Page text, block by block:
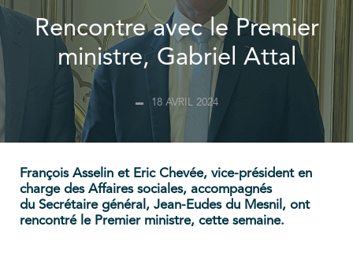
Rencontre avec le Premier
ministre, Gabriel Attal
18 AVRIL 2024
François Asselin et Eric Chevée, vice-président en
charge des Affaires sociales, accompagnés
du Secrétaire général, Jean-Eudes du Mesnil, ont
rencontré le Premier ministre, cette semaine.